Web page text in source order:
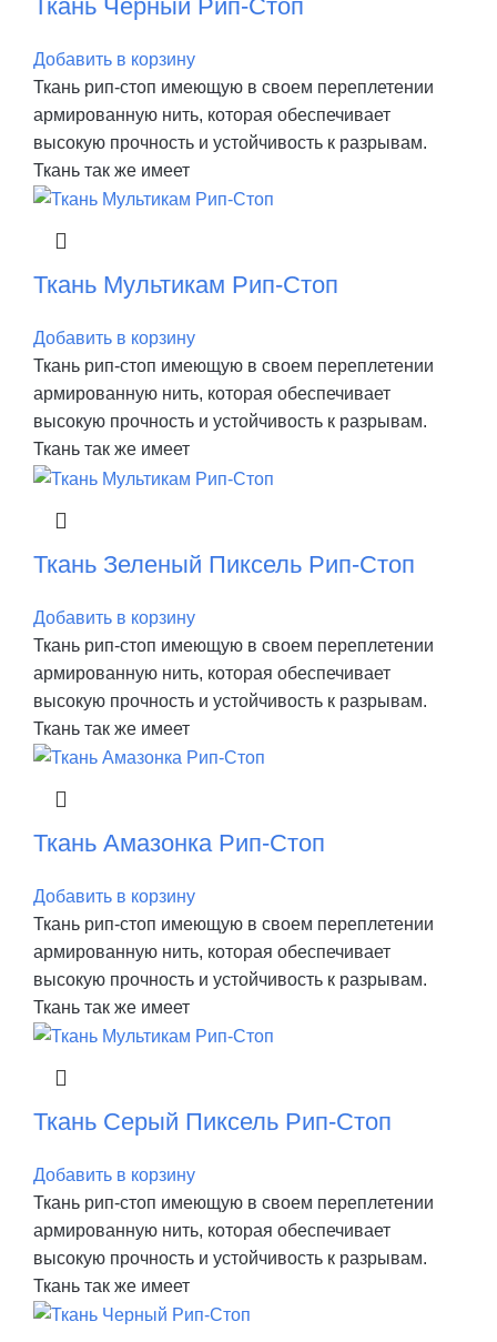
Ткань Черный Рип-Стоп
Добавить в корзину
Ткань рип-стоп имеющую в своем переплетении
армированную нить, которая обеспечивает
высокую прочность и устойчивость к разрывам.
Ткань так же имеет
Ткань Мультикам Рип-Стоп
Добавить в корзину
Ткань рип-стоп имеющую в своем переплетении
армированную нить, которая обеспечивает
высокую прочность и устойчивость к разрывам.
Ткань так же имеет
Ткань Зеленый Пиксель Рип-Стоп
Добавить в корзину
Ткань рип-стоп имеющую в своем переплетении
армированную нить, которая обеспечивает
высокую прочность и устойчивость к разрывам.
Ткань так же имеет
Ткань Амазонка Рип-Стоп
Добавить в корзину
Ткань рип-стоп имеющую в своем переплетении
армированную нить, которая обеспечивает
высокую прочность и устойчивость к разрывам.
Ткань так же имеет
Ткань Серый Пиксель Рип-Стоп
Добавить в корзину
Ткань рип-стоп имеющую в своем переплетении
армированную нить, которая обеспечивает
высокую прочность и устойчивость к разрывам.
Ткань так же имеет